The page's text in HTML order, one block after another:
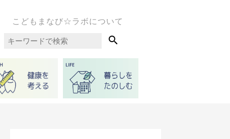
こどもまなび☆ラボについて
